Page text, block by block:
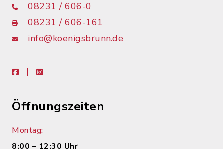
08231 / 606-0
08231 / 606-161
info@koenigsbrunn.de
facebookinstagram
Öffnungszeiten
Montag:
8:00 – 12:30 Uhr